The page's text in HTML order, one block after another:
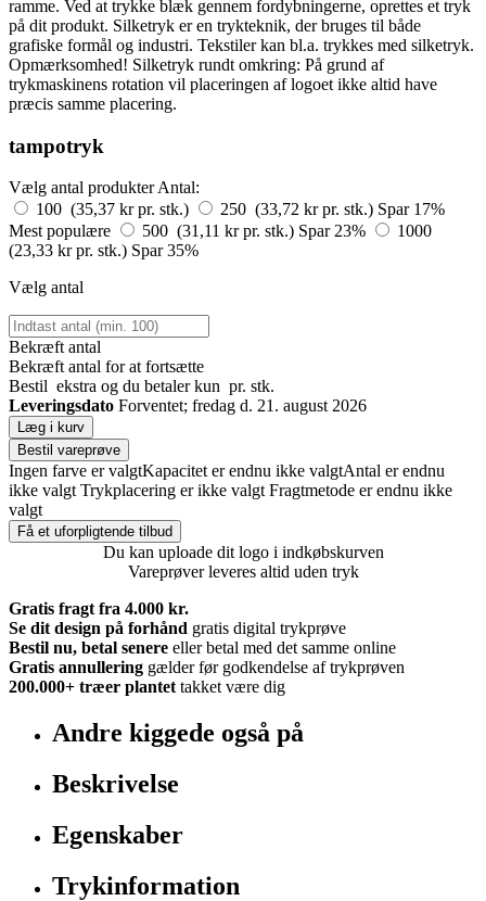
ramme. Ved at trykke blæk gennem fordybningerne, oprettes et tryk
på dit produkt. Silketryk er en trykteknik, der bruges til både
grafiske formål og industri. Tekstiler kan bl.a. trykkes med silketryk.
Opmærksomhed! Silketryk rundt omkring: På grund af
trykmaskinens rotation vil placeringen af logoet ikke altid have
præcis samme placering.
tampotryk
Vælg antal produkter Antal:
100 (35,37 kr pr. stk.)
250 (33,72 kr pr. stk.) Spar 17%
Mest populære
500 (31,11 kr pr. stk.) Spar 23%
1000
(23,33 kr pr. stk.) Spar 35%
Vælg antal
Bekræft antal
Bekræft antal for at fortsætte
Bestil ekstra og du betaler kun pr. stk.
Leveringsdato Forventet; fredag d. 21. august 2026
Læg i kurv
Bestil vareprøve
Ingen farve er valgtKapacitet er endnu ikke valgtAntal er endnu
ikke valgt Trykplacering er ikke valgt Fragtmetode er endnu ikke
valgt
Få et uforpligtende tilbud
Du kan uploade dit logo i indkøbskurven
Vareprøver leveres altid uden tryk
Gratis fragt fra 4.000 kr.
Se dit design på forhånd gratis digital trykprøve
Bestil nu, betal senere eller betal med det samme online
Gratis annullering gælder før godkendelse af trykprøven
200.000+ træer plantet takket være dig
Andre kiggede også på
Beskrivelse
Egenskaber
Trykinformation